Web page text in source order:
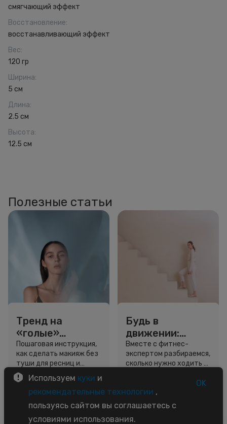
смягчающий эффект
Восстановление:
восстанавливающий эффект
Вес:
120 гр
Ширина:
5 см
Длина:
2.5 см
Высота:
12.5 см
Полезные статьи
Тренд на
«голые»
ресницы: как
выглядеть
свежо, не
используя тушь
Пошаговая инструкция,
как сделать макияж без
туши для ресниц и
звёздный образ для
вдохновения.
3 минуты
Будь в
движении:
сколько нужно
шагов для
красоты и
Вместе с фитнес-
экспертом разбираемся,
сколько нужно ходить и
5 минут
Используем куки и
рекомендательные технологии ,
пользуясь сайтом вы соглашаетесь с
условиями использования.
OK